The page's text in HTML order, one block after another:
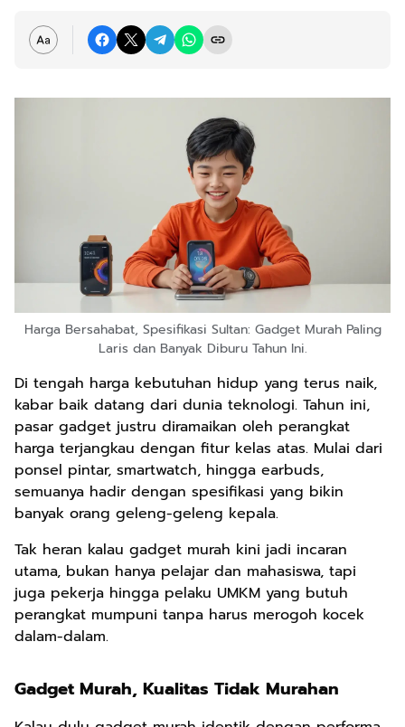
Harga Bersahabat, Spesifikasi Sultan: Gadget Murah Paling
Laris dan Banyak Diburu Tahun Ini.
Di tengah harga kebutuhan hidup yang terus naik,
kabar baik datang dari dunia teknologi. Tahun ini,
pasar gadget justru diramaikan oleh perangkat
harga terjangkau dengan fitur kelas atas. Mulai dari
ponsel pintar, smartwatch, hingga earbuds,
semuanya hadir dengan spesifikasi yang bikin
banyak orang geleng-geleng kepala.
Tak heran kalau gadget murah kini jadi incaran
utama, bukan hanya pelajar dan mahasiswa, tapi
juga pekerja hingga pelaku UMKM yang butuh
perangkat mumpuni tanpa harus merogoh kocek
dalam-dalam.
Gadget Murah, Kualitas Tidak Murahan